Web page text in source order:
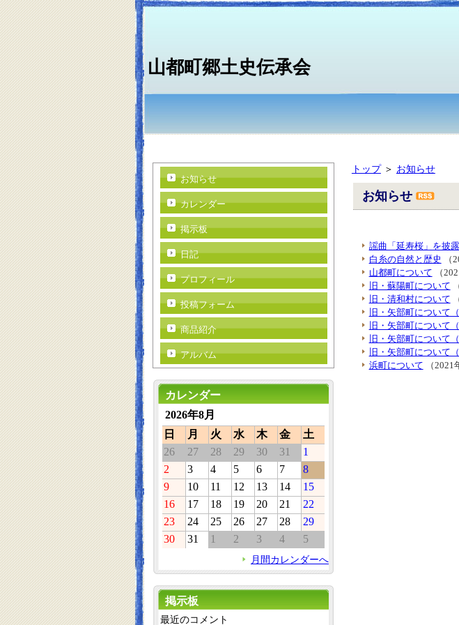
山都町郷土史伝承会
トップ＞ お知らせ
お知らせ
謡曲「延寿桜」を披露
白糸の自然と歴史
（
山都町について （
旧・蘇陽町について
旧・清和村について
旧・矢部町について（
旧・矢部町について（
旧・矢部町について（
旧・矢部町について（
浜町について （2021
お知らせ
カレンダー
掲示板
日記
プロフィール
投稿フォーム
商品紹介
アルバム
カレンダー
2026年8月
日
月 火 水 木 金
土
26
27 28 29 30 31
1
2
3 4 5 6 7
8
9
10 11 12 13 14
15
16
17 18 19 20 21
22
23
24 25 26 27 28
29
30
31 1 2 3 4 5
月間カレンダーへ
掲示板
最近のコメント